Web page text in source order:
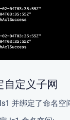
自定义子网
并绑定了命名空